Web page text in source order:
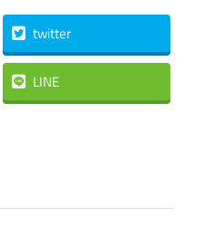
twitter
LINE